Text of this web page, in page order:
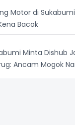
Motor di
Bacok
Minta Dishub
Ancam Mogok